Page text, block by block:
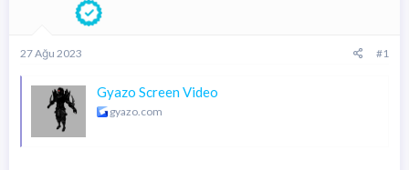
i
27 Ağu 2023 #1
Gyazo Screen Video
gyazo.com